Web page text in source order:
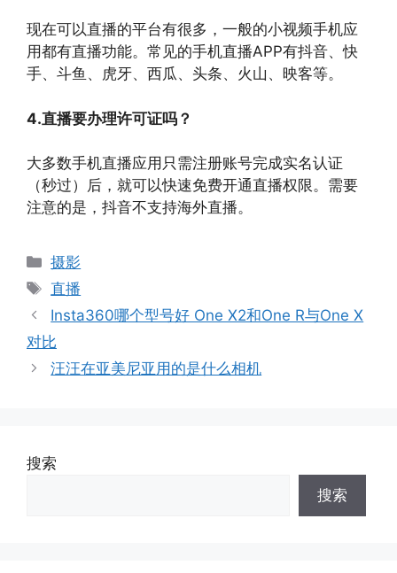
现在可以直播的平台有很多，一般的小视频手机应
用都有直播功能。常见的手机直播APP有抖音、快
手、斗鱼、虎牙、西瓜、头条、火山、映客等。
4.直播要办理许可证吗？
大多数手机直播应用只需注册账号完成实名认证
（秒过）后，就可以快速免费开通直播权限。需要
注意的是，抖音不支持海外直播。
分
类
摄影
标
签
直播
Insta360哪个型号好 One X2和One R与One X
对比
汪汪在亚美尼亚用的是什么相机
搜索
搜索